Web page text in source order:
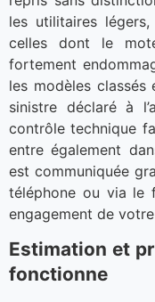
les utilitaires
celles dont le
fortement
les modèles
sinistre déclaré à
contrôle technique
entre également
est communiquée
téléphone ou via le
engagement de
Estimation et
fonctionne